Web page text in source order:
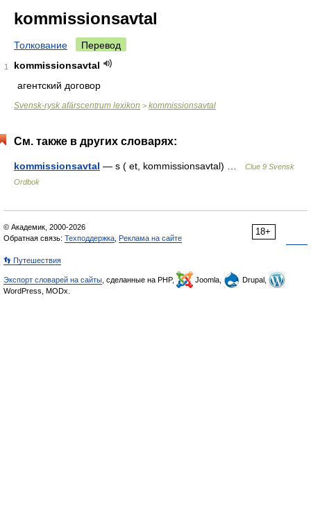
kommissionsavtal
Толкование Перевод
1
kommissionsavtal
агентский договор
Svensk-rysk afärscentrum lexikon > kommissionsavtal
См. также в других словарях:
kommissionsavtal — s ( et, kommissionsavtal) …
Clue 9 Svensk
Ordbok
18+
© Академик, 2000-2026
Обратная связь: Техподдержка Реклама на сайте
👣 Путешествия
Экспорт словарей на сайты , сделанные на PHP, Joomla,
Drupal,
WordPress, MODx.